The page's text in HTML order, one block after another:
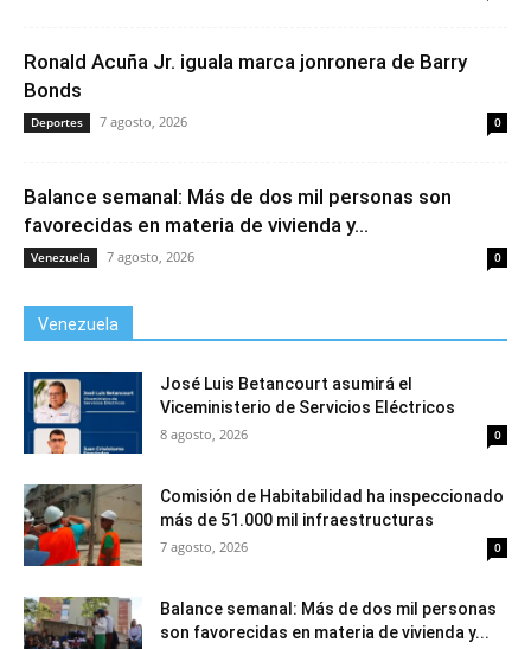
Ronald Acuña Jr. iguala marca jonronera de Barry
Bonds
Deportes 7 agosto, 2026 0
Balance semanal: Más de dos mil personas son
favorecidas en materia de vivienda y...
Venezuela 7 agosto, 2026 0
Venezuela
José Luis Betancourt asumirá el
Viceministerio de Servicios Eléctricos
8 agosto, 2026 0
Comisión de Habitabilidad ha inspeccionado
más de 51.000 mil infraestructuras
7 agosto, 2026 0
Balance semanal: Más de dos mil personas
son favorecidas en materia de vivienda y...